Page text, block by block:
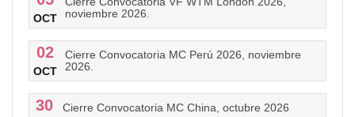
OCT
noviembre 2026.
02
OCT
Cierre Convocatoria MC Perú 2026, noviembre
2026.
30 Cierre Convocatoria MC China, octubre 2026